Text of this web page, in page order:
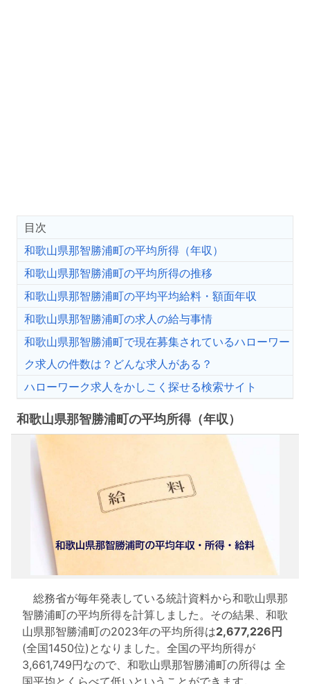
目次
和歌山県那智勝浦町の平均所得（年収）
和歌山県那智勝浦町の平均所得の推移
和歌山県那智勝浦町の平均平均給料・額面年収
和歌山県那智勝浦町の求人の給与事情
和歌山県那智勝浦町で現在募集されているハローワー
ク求人の件数は？どんな求人がある？
ハローワーク求人をかしこく探せる検索サイト
和歌山県那智勝浦町の平均所得（年収）
総務省が毎年発表している統計資料から和歌山県那
智勝浦町の平均所得を計算しました。その結果、和歌
山県那智勝浦町の2023年の平均所得は2,677,226円
(全国1450位)となりました。全国の平均所得が
3,661,749円なので、和歌山県那智勝浦町の所得は 全
国平均とくらべて低いということができます。